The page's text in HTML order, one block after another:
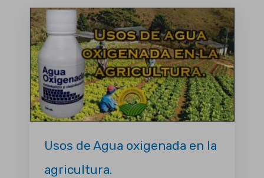
Usos de Agua oxigenada en la
agricultura.